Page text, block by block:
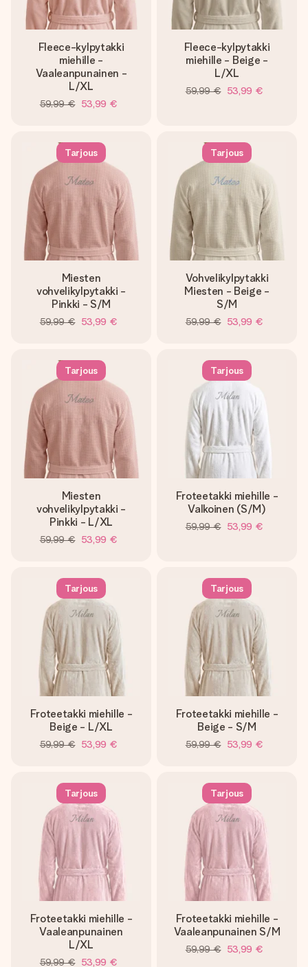
Fleece-kylpytakki
miehille -
Vaaleanpunainen -
L/XL
59,99 € 53,99 €
Fleece-kylpytakki
miehille - Beige -
L/XL
59,99 € 53,99 €
Tarjous
Miesten
vohvelikylpytakki -
Pinkki - S/M
59,99 € 53,99 €
Tarjous
Vohvelikylpytakki
Miesten - Beige -
S/M
59,99 € 53,99 €
Tarjous
Miesten
vohvelikylpytakki -
Pinkki - L/XL
59,99 € 53,99 €
Tarjous
Froteetakki miehille -
Valkoinen (S/M)
59,99 € 53,99 €
Tarjous
Froteetakki miehille -
Beige - L/XL
59,99 € 53,99 €
Tarjous
Froteetakki miehille -
Beige - S/M
59,99 € 53,99 €
Tarjous
Froteetakki miehille -
Vaaleanpunainen
L/XL
59,99 € 53,99 €
Tarjous
Froteetakki miehille -
Vaaleanpunainen S/M
59,99 € 53,99 €